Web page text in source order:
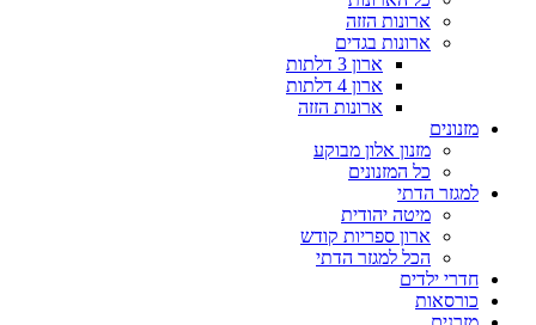
ארונות הזזה
ארונות בגדים
ארון 3 דלתות
ארון 4 דלתות
ארונות הזזה
מזנונים
מזנון אלון מבוקע
כל המזנונים
למגזר הדתי
מיטה יהודית
ארון ספריות קודש
הכל למגזר הדתי
חדרי ילדים
כורסאות